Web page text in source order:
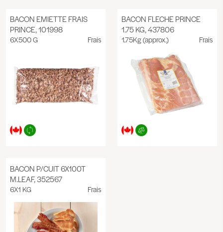
BACON EMIETTE FRAIS
PRINCE, 101998
6X500 G Frais
BACON FLECHE PRINCE
1.75 KG, 437806
1.75Kg (approx.) Frais
BACON P/CUIT 6X100T
M.LEAF, 352567
6X1 KG Frais